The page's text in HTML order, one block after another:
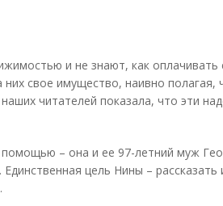
и не знают, как
свое имущество, наивно
читателей показала, что эти
– она и ее 97-летний муж
цель Нины –